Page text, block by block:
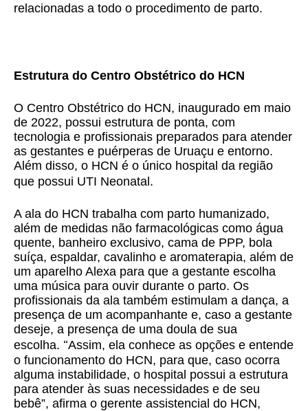
relacionadas a todo o procedimento de parto.
Estrutura do Centro Obstétrico do HCN
O Centro Obstétrico do HCN, inaugurado em maio
de 2022, possui estrutura de ponta, com
tecnologia e profissionais preparados para atender
as gestantes e puérperas de Uruaçu e entorno.
Além disso, o HCN é o único hospital da região
que possui UTI Neonatal.
A ala do HCN trabalha com parto humanizado,
além de medidas não farmacológicas como água
quente, banheiro exclusivo, cama de PPP, bola
suíça, espaldar, cavalinho e aromaterapia, além de
um aparelho Alexa para que a gestante escolha
uma música para ouvir durante o parto. Os
profissionais da ala também estimulam a dança, a
presença de um acompanhante e, caso a gestante
deseje, a presença de uma doula de sua
escolha. “Assim, ela conhece as opções e entende
o funcionamento do HCN, para que, caso ocorra
alguma instabilidade, o hospital possui a estrutura
para atender às suas necessidades e de seu
bebê”, afirma o gerente assistencial do HCN,